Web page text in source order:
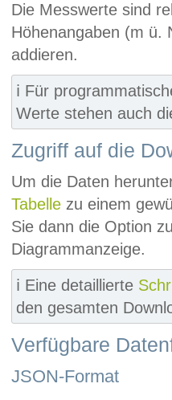
Die Messwerte sind
Höhenangaben (m ü.
addieren.
ℹ️ Für
Werte stehen auch
Zugriff auf die
Um die Daten
Tabelle zu einem
Sie dann die Option
Diagrammanzeige.
ℹ️ Eine detaillierte
den gesamten
Verfügbare
JSON-Format